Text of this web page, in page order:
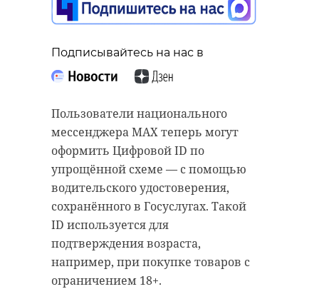
Подписывайтесь на нас в
Пользователи национального
мессенджера МАХ теперь могут
оформить Цифровой ID по
упрощённой схеме — с помощью
водительского удостоверения,
сохранённого в Госуслугах. Такой
ID используется для
подтверждения возраста,
например, при покупке товаров с
ограничением 18+.
Подписывайтесь на нас в
В рамках форума FINOPOLIS-2025
специалисты обсудили тренды на
рынке трансграничных
переводов. По данным экспертов
ВТБ, в большинстве случаев (80%
операций) они совершаются по
номеру телефона.